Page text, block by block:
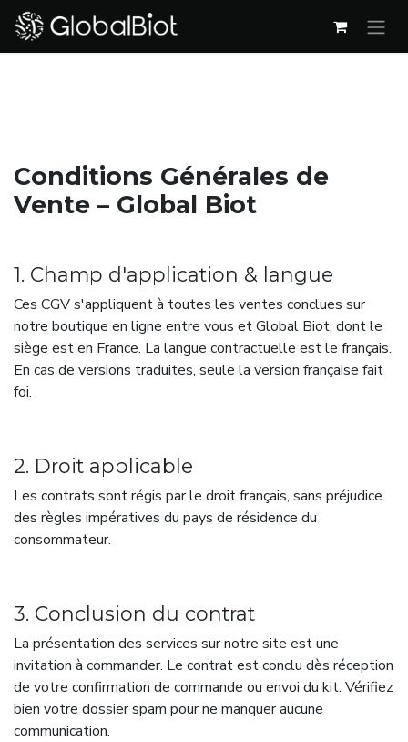
Se rendre au contenu
Conditions Générales de
Vente – Global Biot
1. Champ d'application & langue
Ces CGV s'appliquent à toutes les ventes conclues sur
notre boutique en ligne entre vous et Global Biot, dont le
siège est en France. La langue contractuelle est le français.
En cas de versions traduites, seule la version française fait
foi.
2. Droit applicable
Les contrats sont régis par le droit français, sans préjudice
des règles impératives du pays de résidence du
consommateur.
3. Conclusion du contrat
La présentation des services sur notre site est une
invitation à commander. Le contrat est conclu dès réception
de votre confirmation de commande ou envoi du kit. Vérifiez
bien votre dossier spam pour ne manquer aucune
communication.